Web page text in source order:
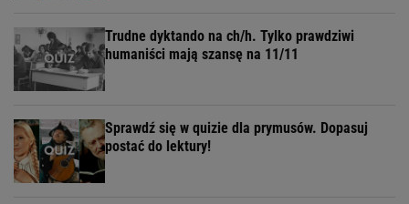
Trudne dyktando na ch/h. Tylko prawdziwi
humaniści mają szansę na 11/11
Sprawdź się w quizie dla prymusów. Dopasuj
postać do lektury!